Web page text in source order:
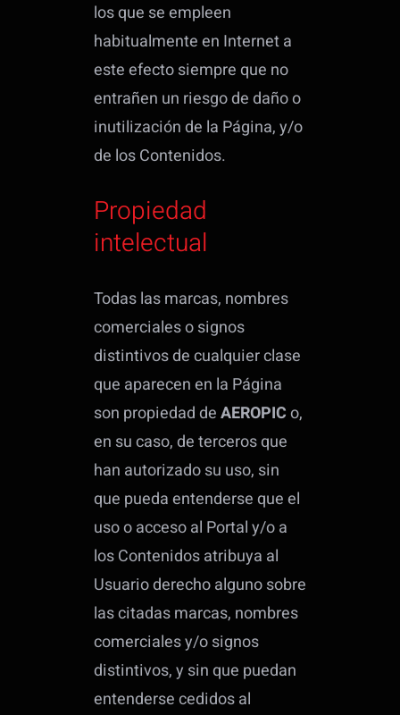
los que se empleen
habitualmente en Internet a
este efecto siempre que no
entrañen un riesgo de daño o
inutilización de la Página, y/o
de los Contenidos.
Propiedad
intelectual
Todas las marcas, nombres
comerciales o signos
distintivos de cualquier clase
que aparecen en la Página
son propiedad deAEROPICo,
en su caso, de terceros que
han autorizado su uso, sin
que pueda entenderse que el
uso o acceso al Portal y/o a
los Contenidos atribuya al
Usuario derecho alguno sobre
las citadas marcas, nombres
comerciales y/o signos
distintivos, y sin que puedan
entenderse cedidos al